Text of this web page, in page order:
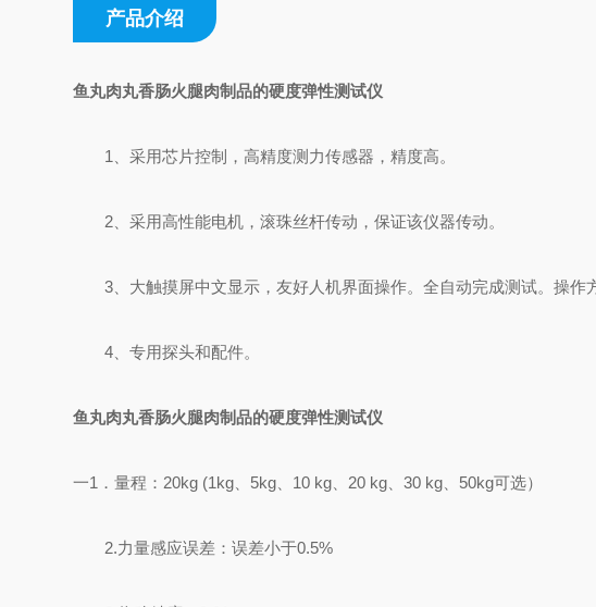
产品介绍
鱼丸肉丸香肠火腿肉制品的硬度弹性测试仪
1 、采用芯片控制，高精度测力传感器，精度高。
2 、采用高性能电机，滚珠丝杆传动，保证该仪器传动。
3 、大触摸屏中文显示，友好人机界面操作。全自动完成测试。操
4 、专用探头和配件。
鱼丸肉丸香肠火腿肉制品的硬度弹性测试仪
一1 ．量程： 20kg (1kg 5kg 10 kg 20 kg 、30 kg 50kg可选）
2.力量感应误差：误差小于0.5%